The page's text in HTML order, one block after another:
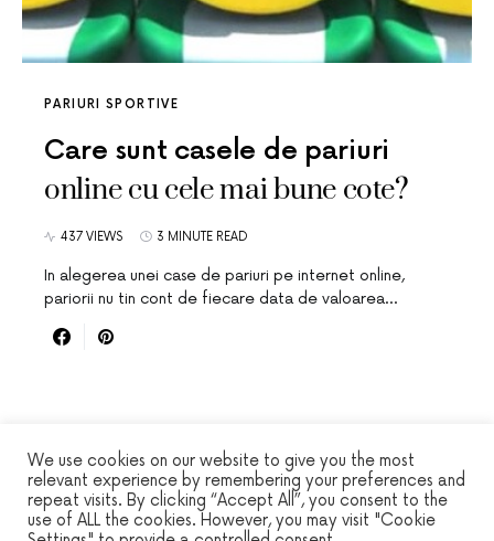
PARIURI SPORTIVE
Care sunt casele de pariuri
online cu cele mai bune cote?
437 VIEWS 3 MINUTE READ
In alegerea unei case de pariuri pe internet online,
pariorii nu tin cont de fiecare data de valoarea…
WINSEC
We use cookies on our website to give you the most
relevant experience by remembering your preferences and
repeat visits. By clicking “Accept All”, you consent to the
use of ALL the cookies. However, you may visit "Cookie